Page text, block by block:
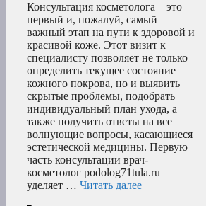
Консультация косметолога – это
первый и, пожалуй, самый
важный этап на пути к здоровой и
красивой коже. Этот визит к
специалисту позволяет не только
определить текущее состояние
кожного покрова, но и выявить
скрытые проблемы, подобрать
индивидуальный план ухода, а
также получить ответы на все
волнующие вопросы, касающиеся
эстетической медицины. Первую
часть консультации врач-
косметолог podolog71tula.ru
уделяет … Читать далее